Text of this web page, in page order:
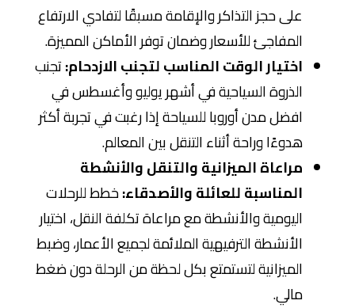
على حجز التذاكر والإقامة مسبقًا لتفادي الارتفاع
المفاجئ للأسعار وضمان توفر الأماكن المميزة.
اختيار الوقت المناسب لتجنب الازدحام:تجنب
الذروة السياحية في أشهر يوليو وأغسطس في
افضل مدن أوروبا للسياحة إذا رغبت في تجربة أكثر
هدوءًا وراحة أثناء التنقل بين المعالم.
مراعاة الميزانية والتنقل والأنشطة
المناسبة للعائلة والأصدقاء:خطط للرحلات
اليومية والأنشطة مع مراعاة تكلفة النقل، اختيار
الأنشطة الترفيهية الملائمة لجميع الأعمار، وضبط
الميزانية لتستمتع بكل لحظة من الرحلة دون ضغط
مالي.